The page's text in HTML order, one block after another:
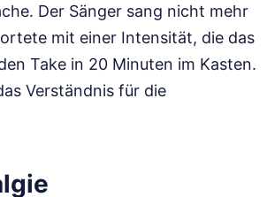
Der Sänger sang nicht mehr
mit einer Intensität, die das
Take in 20 Minuten im Kasten.
Verständnis für die